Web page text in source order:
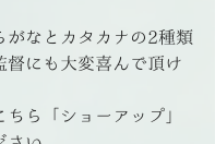
がなとカタカナの2種類
督にも大変喜んで頂け
ら「ショーアップ」